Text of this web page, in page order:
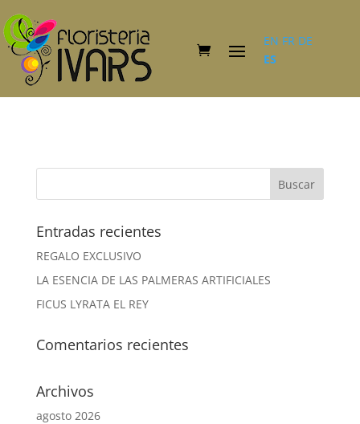
EN FR DE
ES
Entradas recientes
REGALO EXCLUSIVO
LA ESENCIA DE LAS PALMERAS ARTIFICIALES
FICUS LYRATA EL REY
Comentarios recientes
Archivos
agosto 2026